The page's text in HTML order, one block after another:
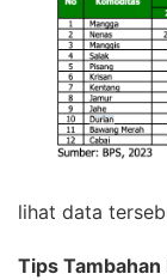
lihat data
Tips